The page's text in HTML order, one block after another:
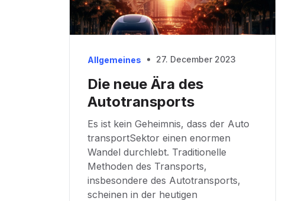
Allgemeines 27. December 2023
Die neue Ära des
Autotransports
Es ist kein Geheimnis, dass der Auto
transportSektor einen enormen
Wandel durchlebt. Traditionelle
Methoden des Transports,
insbesondere des Autotransports,
scheinen in der heutigen